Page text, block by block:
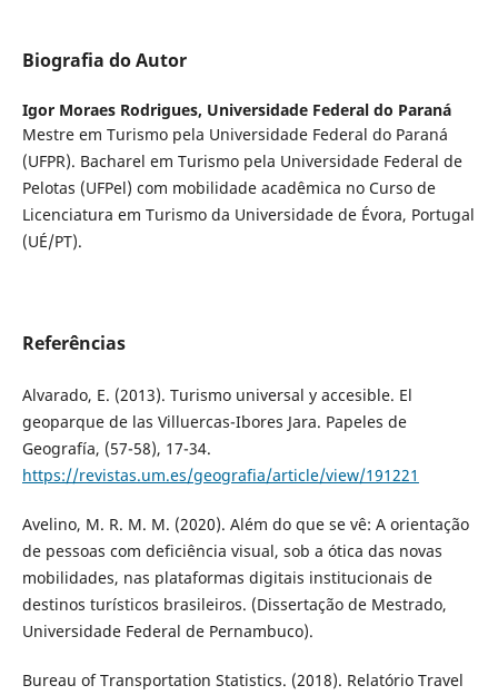
Biografia do Autor
Igor Moraes Rodrigues, Universidade Federal do Paraná
Mestre em Turismo pela Universidade Federal do Paraná
(UFPR). Bacharel em Turismo pela Universidade Federal de
Pelotas (UFPel) com mobilidade acadêmica no Curso de
Licenciatura em Turismo da Universidade de Évora, Portugal
(UÉ/PT).
Referências
Alvarado, E. (2013). Turismo universal y accesible. El
geoparque de las Villuercas-Ibores Jara. Papeles de
Geografía, (57-58), 17-34.
https://revistas.um.es/geografia/article/view/191221
Avelino, M. R. M. M. (2020). Além do que se vê: A orientação
de pessoas com deficiência visual, sob a ótica das novas
mobilidades, nas plataformas digitais institucionais de
destinos turísticos brasileiros. (Dissertação de Mestrado,
Universidade Federal de Pernambuco).
Bureau of Transportation Statistics. (2018). Relatório Travel